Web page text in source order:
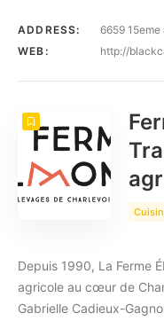
ADDRESS:
6659
WEB:
http://
Depuis 1990, La Ferme
agricole au cœur de
Gabrielle Cadieux-